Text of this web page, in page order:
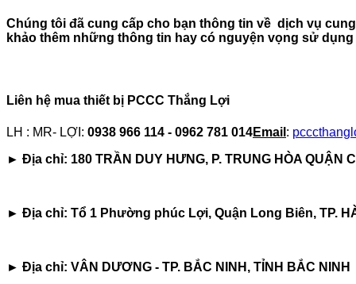
Chúng tôi đã cung cấp cho bạn thông tin về dịch vụ
khảo thêm những thông tin hay có nguyện vọng sử
Liên hệ mua thiết bị PCCC Thắng Lợi
LH : MR- LỢI: 0938 966 114 - 0962 781 014Email :
► Địa chỉ: 180 TRẦN DUY HƯNG, P. TRUNG HÒA QUẬN
► Địa chỉ: Tổ 1 Phường phúc Lợi, Quận Long Biên, TP.
► Địa chỉ: VÂN DƯƠNG - TP. BẮC NINH, TỈNH BẮC NINH